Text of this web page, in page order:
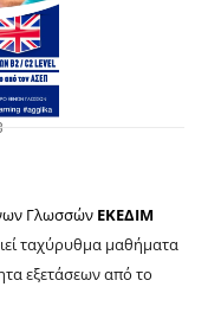
Γλωσσών ΕΚΕΔΙΜ
ταχύρυθμα μαθήματα
εξετάσεων από το